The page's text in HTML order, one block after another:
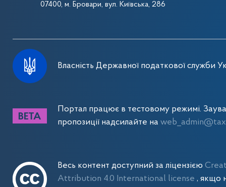
07400, м. Бровари, вул. Київська, 286
Власність Державної податкової служби
Портал працює в тестовому режимі.
пропозиції надсилайте на
Весь контент доступний за ліцензією
Attribution 4.0 International license, якщо